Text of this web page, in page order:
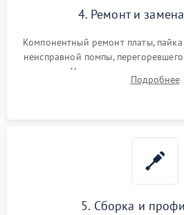
4. Ремонт и
Компонентный ремонт платы,
неисправной помпы,
жерновов. Установка новых
ring) и тефлоновых трубок для
Подробнее
5. Сборка и